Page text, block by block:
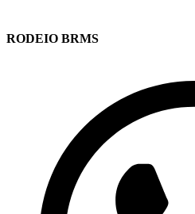
RODEIO BRMS